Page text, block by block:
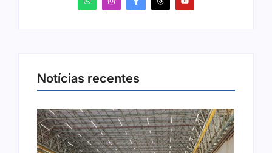
Notícias recentes